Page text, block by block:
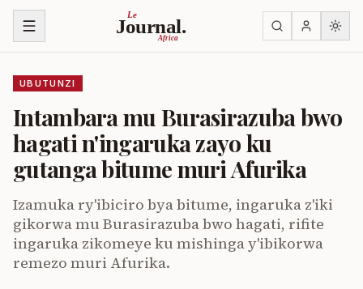
Ja ku biri muri urupapuro
Le
Journal.
Africa
UBUTUNZI
Intambara mu Burasirazuba bwo
hagati n'ingaruka zayo ku
gutanga bitume muri Afurika
Izamuka ry'ibiciro bya bitume, ingaruka z'iki
gikorwa mu Burasirazuba bwo hagati, rifite
ingaruka zikomeye ku mishinga y'ibikorwa
remezo muri Afurika.